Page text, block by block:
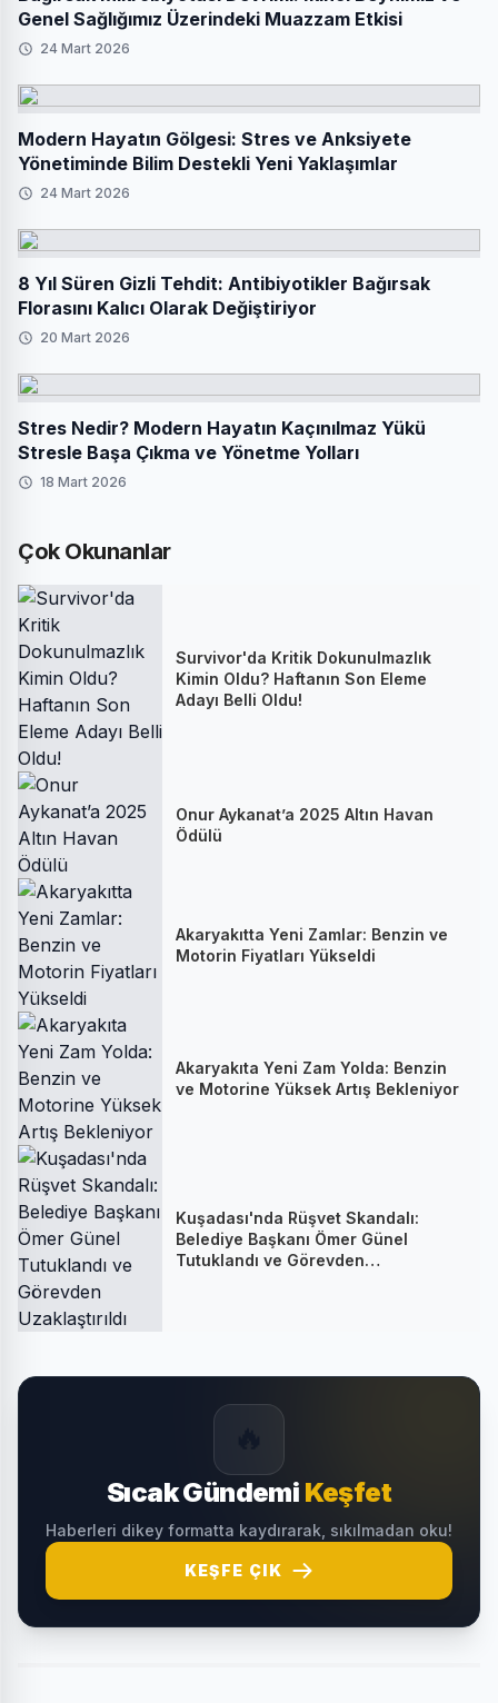
Genel Sağlığımız Üzerindeki Muazzam Etkisi
24 Mart 2026
Modern Hayatın Gölgesi: Stres ve Anksiyete
Yönetiminde Bilim Destekli Yeni Yaklaşımlar
24 Mart 2026
8 Yıl Süren Gizli Tehdit: Antibiyotikler Bağırsak
Florasını Kalıcı Olarak Değiştiriyor
20 Mart 2026
Stres Nedir? Modern Hayatın Kaçınılmaz Yükü
Stresle Başa Çıkma ve Yönetme Yolları
18 Mart 2026
Çok Okunanlar
Survivor'da Kritik Dokunulmazlık
Kimin Oldu? Haftanın Son Eleme
Adayı Belli Oldu!
Onur Aykanat’a 2025 Altın Havan
Ödülü
Akaryakıtta Yeni Zamlar: Benzin ve
Motorin Fiyatları Yükseldi
Akaryakıta Yeni Zam Yolda: Benzin
ve Motorine Yüksek Artış Bekleniyor
Kuşadası'nda Rüşvet Skandalı:
Belediye Başkanı Ömer Günel
Tutuklandı ve Görevden
Sıcak Gündemi Keşfet
Haberleri dikey formatta kaydırarak, sıkılmadan oku!
KEŞFE ÇIK